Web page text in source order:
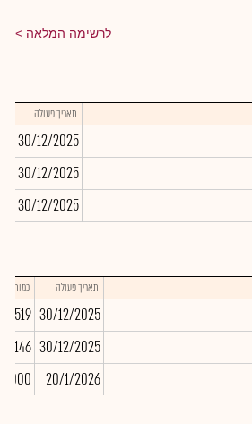
לרשימה המלאה
תאריך פעולה
30/12/2025
30/12/2025
30/12/2025
תאריך פעולה כמות
30/12/2025
-6,519
30/12/2025
20/1/2026